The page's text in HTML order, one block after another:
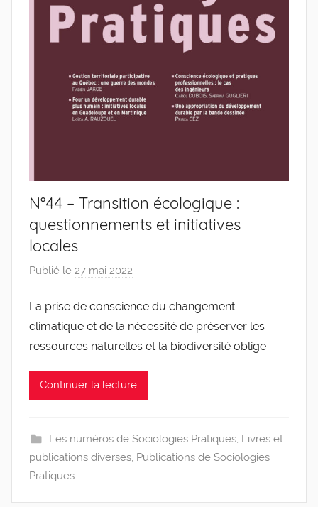
N°44 – Transition écologique :
questionnements et initiatives
locales
Publié le 27 mai 2022
r
g
l
v
i
La prise de conscience du changement
climatique et de la nécessité de préserver les
ressources naturelles et la biodiversité oblige
Continuer la lecture
Les numéros de Sociologies Pratiques, Livres et
publications diverses, Publications de Sociologies
Pratiques